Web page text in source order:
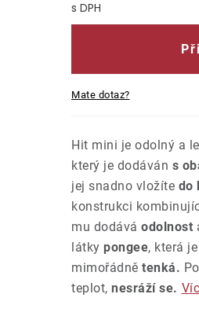
Měrná cena:
Mate dotaz?
Hit mini je odolný a
který je dodáván s
jej snadno vložíte do
konstrukci
mu dodává odolnost
látky pongee, která
mimořádně tenká.
teplot, nesráží se.